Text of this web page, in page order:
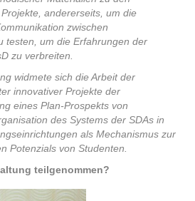
andererseits, um die
zwischen
testen, um die Erfahrungen der
zu verbreiten.
widmete sich die Arbeit der
innovativer Projekte der
eines Plan-Prospekts von
des Systems der SDAs in
als Mechanismus zur
Potenzials von Studenten.
teilgenommen?